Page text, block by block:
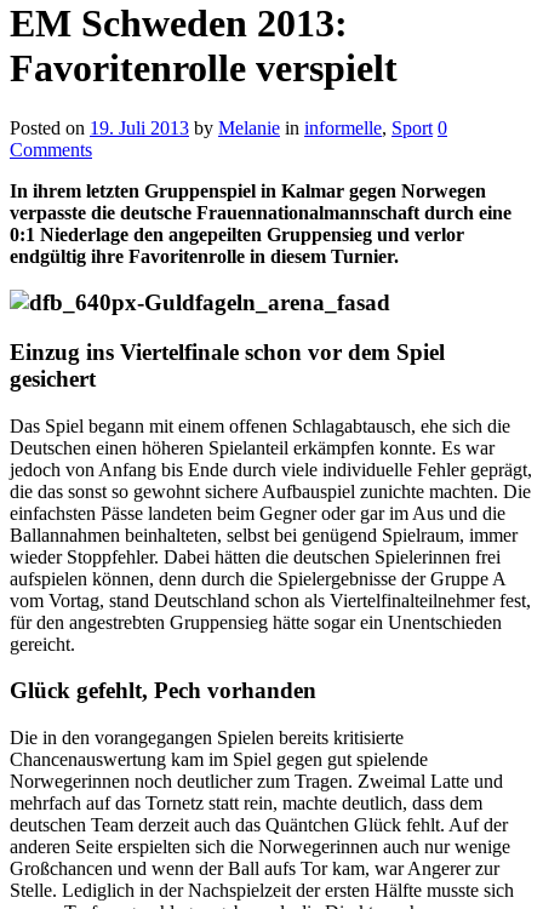
EM Schweden 2013:
Favoritenrolle verspielt
Posted on 19. Juli 2013 by Melanie in informelle, Sport 0
Comments
In ihrem letzten Gruppenspiel in Kalmar gegen Norwegen
verpasste die deutsche Frauennationalmannschaft durch eine
0:1 Niederlage den angepeilten Gruppensieg und verlor
endgültig ihre Favoritenrolle in diesem Turnier.
Einzug ins Viertelfinale schon vor dem Spiel
gesichert
Das Spiel begann mit einem offenen Schlagabtausch, ehe sich die
Deutschen einen höheren Spielanteil erkämpfen konnte. Es war
jedoch von Anfang bis Ende durch viele individuelle Fehler geprägt,
die das sonst so gewohnt sichere Aufbauspiel zunichte machten. Die
einfachsten Pässe landeten beim Gegner oder gar im Aus und die
Ballannahmen beinhalteten, selbst bei genügend Spielraum, immer
wieder Stoppfehler. Dabei hätten die deutschen Spielerinnen frei
aufspielen können, denn durch die Spielergebnisse der Gruppe A
vom Vortag, stand Deutschland schon als Viertelfinalteilnehmer fest,
für den angestrebten Gruppensieg hätte sogar ein Unentschieden
gereicht.
Glück gefehlt, Pech vorhanden
Die in den vorangegangen Spielen bereits kritisierte
Chancenauswertung kam im Spiel gegen gut spielende
Norwegerinnen noch deutlicher zum Tragen. Zweimal Latte und
mehrfach auf das Tornetz statt rein, machte deutlich, dass dem
deutschen Team derzeit auch das Quäntchen Glück fehlt. Auf der
anderen Seite erspielten sich die Norwegerinnen auch nur wenige
Großchancen und wenn der Ball aufs Tor kam, war Angerer zur
Stelle. Lediglich in der Nachspielzeit der ersten Hälfte musste sich